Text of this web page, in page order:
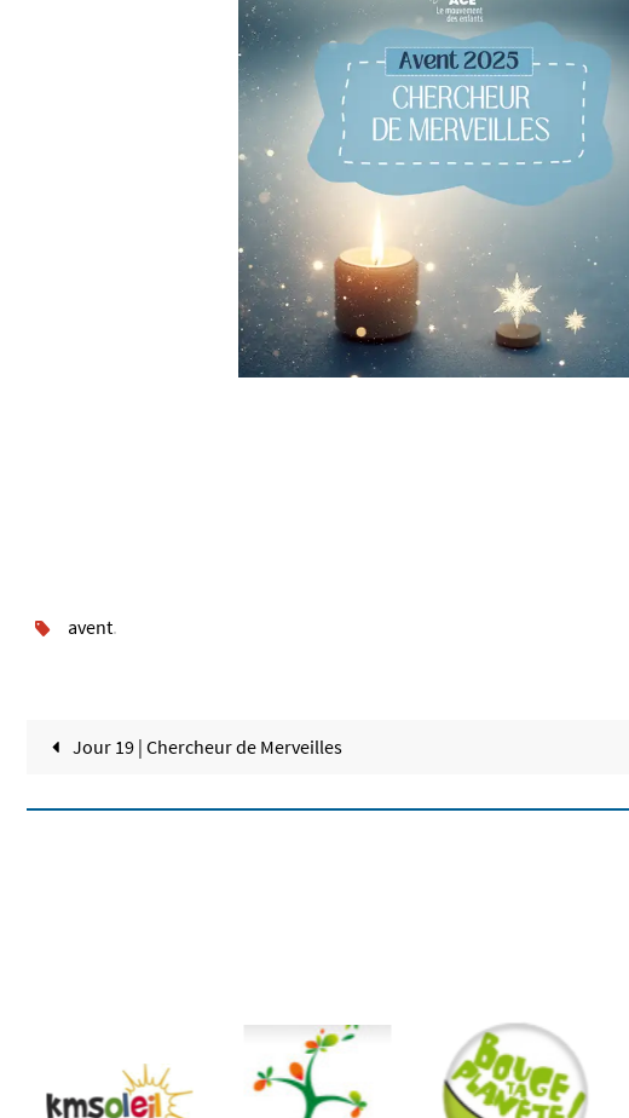
avent.
Jour 19 | Chercheur de Merveilles